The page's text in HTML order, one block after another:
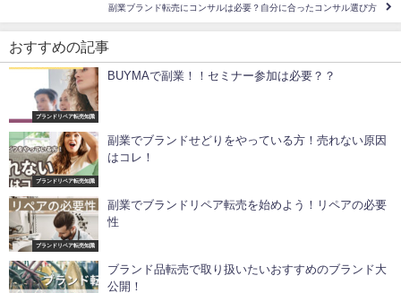
副業ブランド転売にコンサルは必要？自分に合ったコンサル選び方
おすすめの記事
ブランドリペア転売知識
BUYMAで副業！！セミナー参加は必要？？
ブランドリペア転売知識
副業でブランドせどりをやっている方！売れない原因
はコレ！
ブランドリペア転売知識
副業でブランドリペア転売を始めよう！リペアの必要
性
ブランド品転売で取り扱いたいおすすめのブランド大
公開！